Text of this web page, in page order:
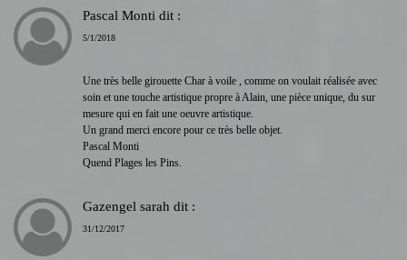
Pascal Monti dit :
5/1/2018
Une très belle girouette Char à voile , comme on voulait réalisée avec
soin et une touche artistique propre à Alain, une pièce unique, du sur
mesure qui en fait une oeuvre artistique.
Un grand merci encore pour ce très belle objet.
Pascal Monti
Quend Plages les Pins.
Gazengel sarah dit :
31/12/2017